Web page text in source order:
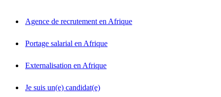
Agence de recrutement en Afrique
Portage salarial en Afrique
Externalisation en Afrique
Je suis un(e) candidat(e)